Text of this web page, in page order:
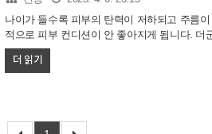
나이가 들수록 피부의 탄력이 저하되고 주름
적으로 피부 컨디션이 안 좋아지게 됩니다. 더
박혀 있으면 피부 상태가 더 안 좋아 보이게 됩
리하지 않으면 피지는 공기와 만나 산화되면
시도하는 방법 중 가장 최악은 손톱으로 압력
더 읽기